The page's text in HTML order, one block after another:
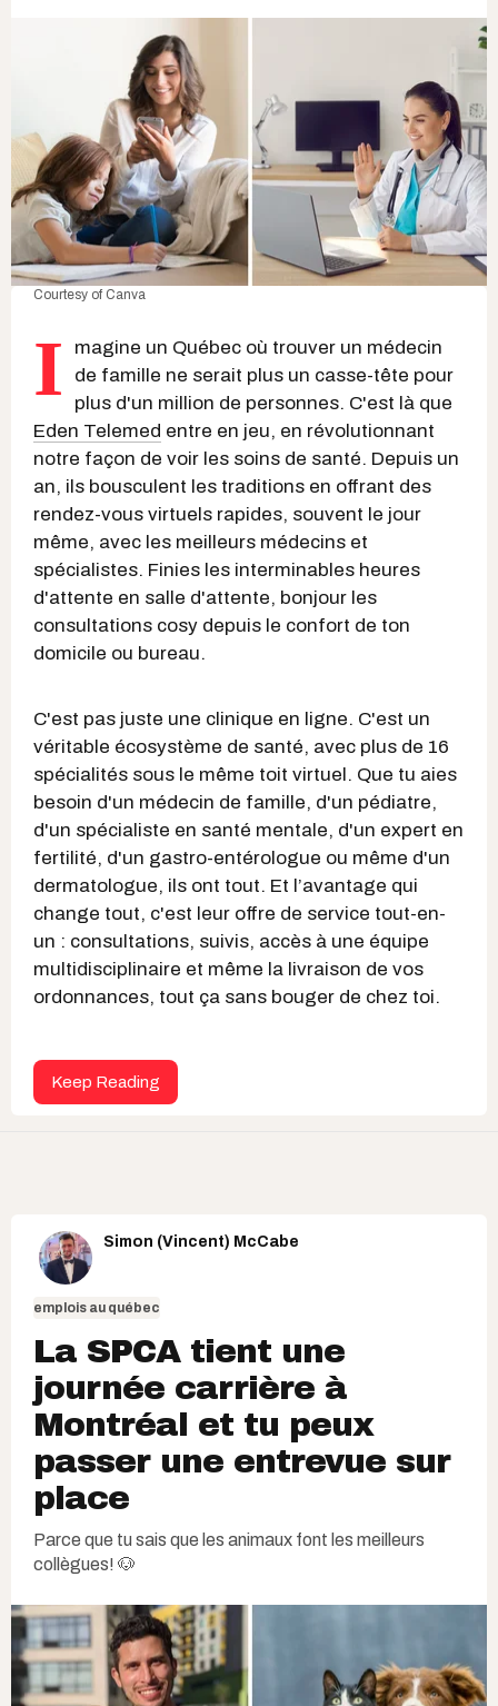
Courtesy of Canva
I
magine un Québec où trouver un médecin
de famille ne serait plus un casse-tête pour
plus d'un million de personnes. C'est là que
Eden Telemed entre en jeu, en révolutionnant
notre façon de voir les soins de santé. Depuis un
an, ils bousculent les traditions en offrant des
rendez-vous virtuels rapides, souvent le jour
même, avec les meilleurs médecins et
spécialistes. Finies les interminables heures
d'attente en salle d'attente, bonjour les
consultations cosy depuis le confort de ton
domicile ou bureau.
C'est pas juste une clinique en ligne. C'est un
véritable écosystème de santé, avec plus de 16
spécialités sous le même toit virtuel. Que tu aies
besoin d'un médecin de famille, d'un pédiatre,
d'un spécialiste en santé mentale, d'un expert en
fertilité, d'un gastro-entérologue ou même d'un
dermatologue, ils ont tout. Et l’avantage qui
change tout, c'est leur offre de service tout-en-
un : consultations, suivis, accès à une équipe
multidisciplinaire et même la livraison de vos
ordonnances, tout ça sans bouger de chez toi.
Keep Reading
Simon (Vincent) McCabe
emplois au québec
La SPCA tient une
journée carrière à
Montréal et tu peux
passer une entrevue sur
place
Parce que tu sais que les animaux font les meilleurs
collègues! 🐶